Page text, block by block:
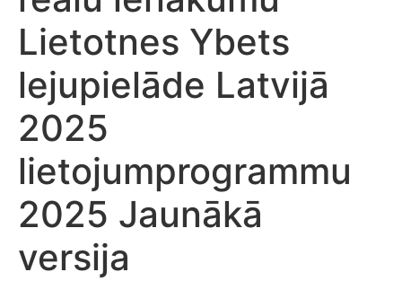
Lietotnes Ybets
lejupielāde Latvijā
2025
lietojumprogrammu
2025 Jaunākā
versija